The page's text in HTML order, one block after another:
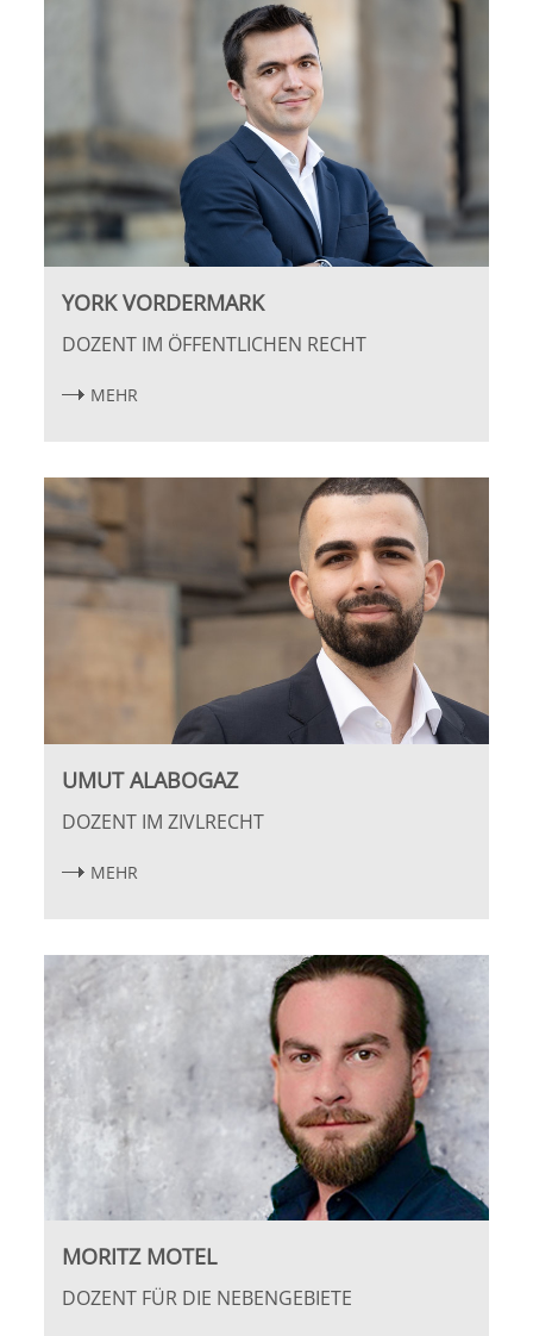
YORK VORDERMARK
DOZENT IM ÖFFENTLICHEN RECHT
MEHR
UMUT ALABOGAZ
DOZENT IM ZIVLRECHT
MEHR
MORITZ MOTEL
DOZENT FÜR DIE NEBENGEBIETE
Rostock
Saarbrücken
Trier
Wiesbaden